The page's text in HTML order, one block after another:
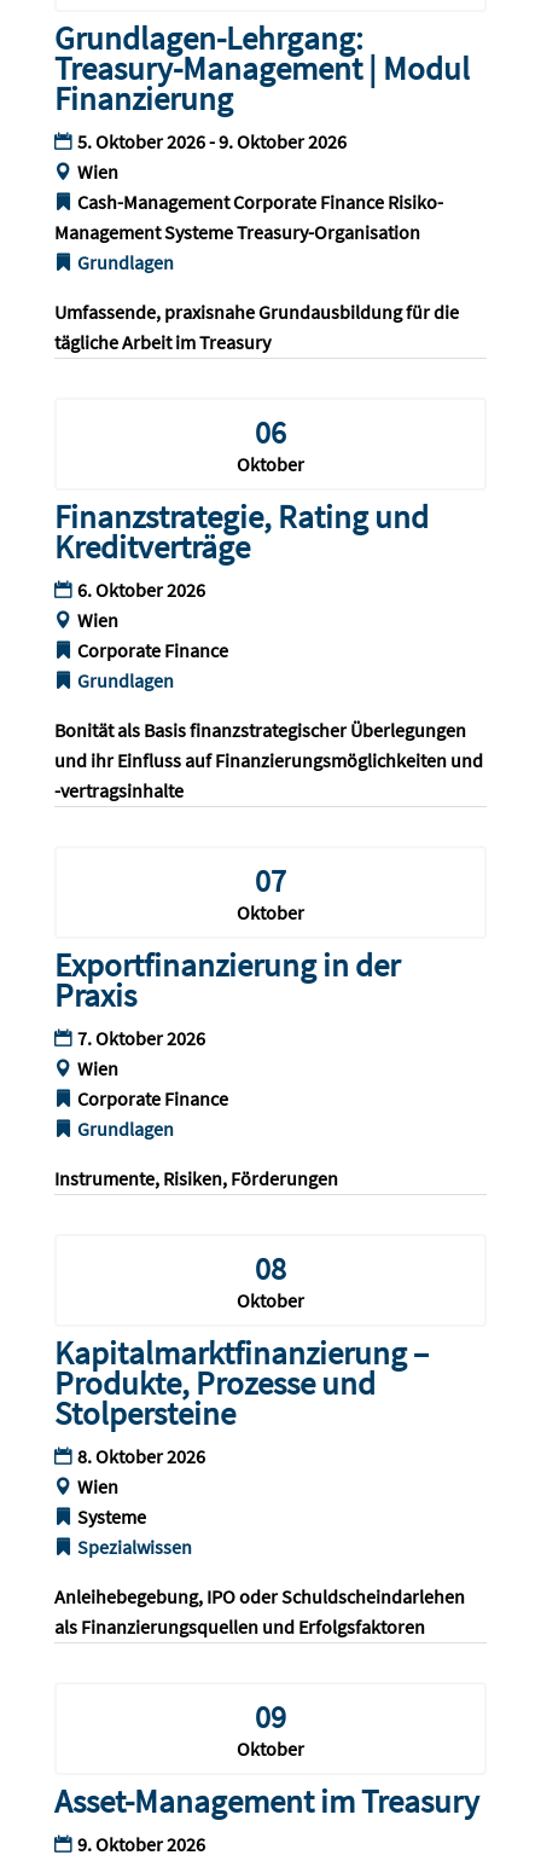
Grundlagen-Lehrgang:
Treasury-Management | Modul
Finanzierung
5. Oktober 2026 - 9. Oktober 2026
Wien
Cash-ManagementCorporate Finance Risiko-
ManagementSystemeTreasury-Organisation
Grundlagen
Umfassende, praxisnahe Grundausbildung für die
tägliche Arbeit im Treasury
06
Oktober
Finanzstrategie, Rating und
Kreditverträge
6. Oktober 2026
Wien
Corporate Finance
Grundlagen
Bonität als Basis finanzstrategischer Überlegungen
und ihr Einfluss auf Finanzierungsmöglichkeiten und
-vertragsinhalte
07
Oktober
Exportfinanzierung in der
Praxis
7. Oktober 2026
Wien
Corporate Finance
Grundlagen
Instrumente, Risiken, Förderungen
08
Oktober
Kapitalmarktfinanzierung –
Produkte, Prozesse und
Stolpersteine
8. Oktober 2026
Wien
Systeme
Spezialwissen
Anleihebegebung, IPO oder Schuldscheindarlehen
als Finanzierungsquellen und Erfolgsfaktoren
09
Oktober
Asset-Management im Treasury
9. Oktober 2026